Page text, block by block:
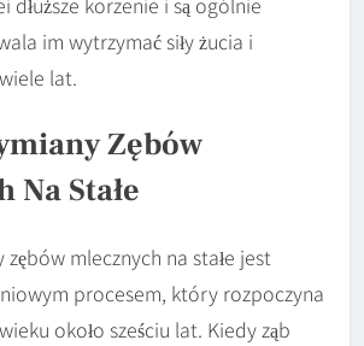
im wytrzymać siły żucia i
lat.
Zębów
Na Stałe
mlecznych na stałe jest
procesem, który rozpoczyna
około sześciu lat. Kiedy ząb